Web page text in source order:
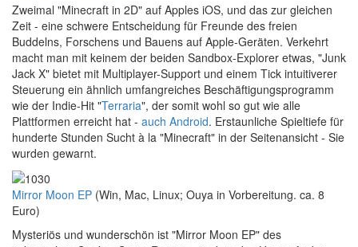
Zweimal "Minecraft in 2D" auf Apples iOS, und das zur gleichen
Zeit - eine schwere Entscheidung für Freunde des freien
Buddelns, Forschens und Bauens auf Apple-Geräten. Verkehrt
macht man mit keinem der beiden Sandbox-Explorer etwas, "Junk
Jack X" bietet mit Multiplayer-Support und einem Tick intuitiverer
Steuerung ein ähnlich umfangreiches Beschäftigungsprogramm
wie der Indie-Hit "Terraria", der somit wohl so gut wie alle
Plattformen erreicht hat - auch Android. Erstaunliche Spieltiefe für
hunderte Stunden Sucht à la "Minecraft" in der Seitenansicht - Sie
wurden gewarnt.
Mirror Moon EP (Win, Mac, Linux; Ouya in Vorbereitung. ca. 8
Euro)
Mysteriös und wunderschön ist "Mirror Moon EP" des